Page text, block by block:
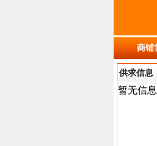
商铺
供求信息
暂无信息